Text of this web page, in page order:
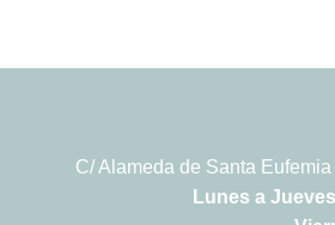
C/ Alameda de Santa
Lunes a